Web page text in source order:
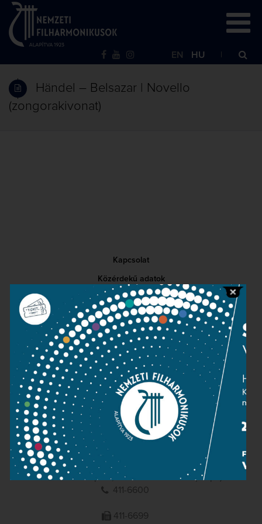
EN HU
Händel – Belsazar | Novello
(zongorakivonat)
Kapcsolat
Közérdekű adatok
Sajtószoba
Adatvédelem
Impresszum
NEMZETI
FILHARMONIKUSOK
1095 Budapest, Komor Marcell u. 1. (Müpa)
411-6600
411-6699